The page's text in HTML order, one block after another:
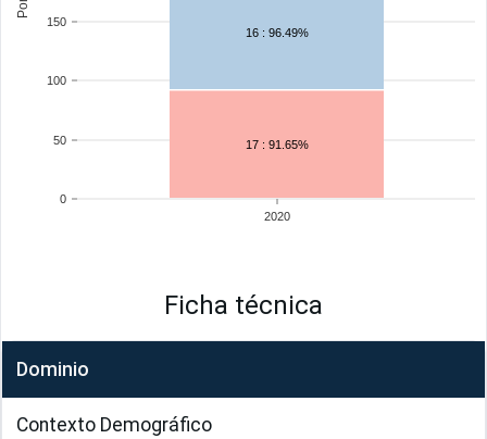
2020
0
50
100
150
17 : 91.65%
16 : 96.49%
Ficha técnica
Dominio
Contexto Demográfico